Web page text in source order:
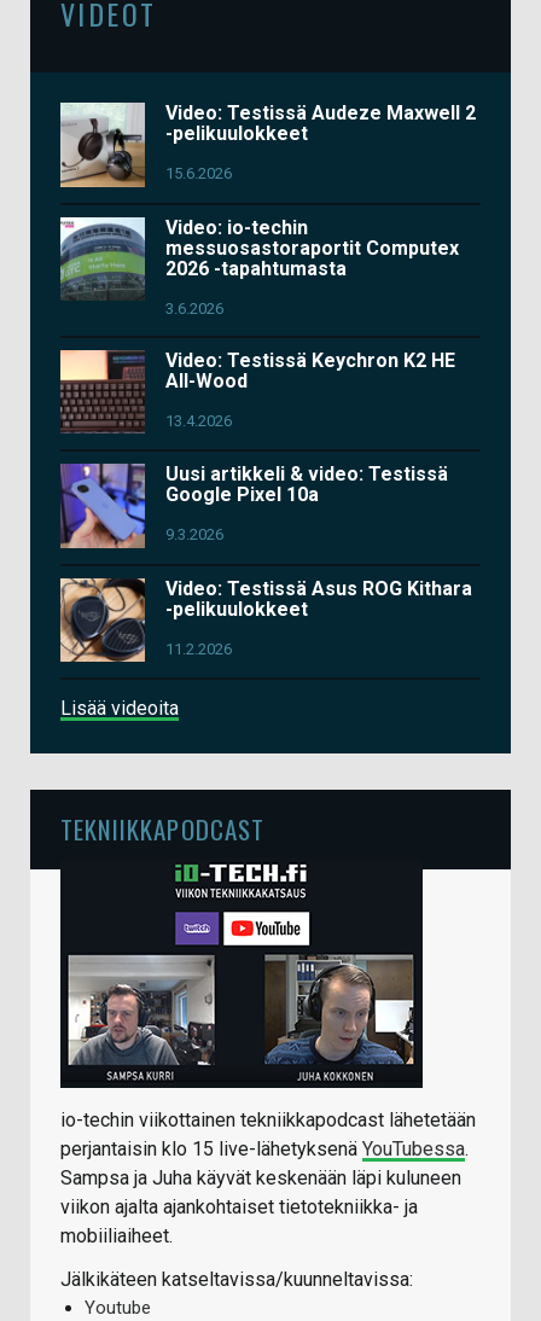
VIDEOT
Video: Testissä Audeze Maxwell 2
-pelikuulokkeet
15.6.2026
Video: io-techin
messuosastoraportit Computex
2026 -tapahtumasta
3.6.2026
Video: Testissä Keychron K2 HE
All-Wood
13.4.2026
Uusi artikkeli & video: Testissä
Google Pixel 10a
9.3.2026
Video: Testissä Asus ROG Kithara
-pelikuulokkeet
11.2.2026
Lisää videoita
TEKNIIKKAPODCAST
io-techin viikottainen tekniikkapodcast lähetetään
perjantaisin klo 15 live-lähetyksenä YouTubessa.
Sampsa ja Juha käyvät keskenään läpi kuluneen
viikon ajalta ajankohtaiset tietotekniikka- ja
mobiiliaiheet.
Jälkikäteen katseltavissa/kuunneltavissa:
Youtube